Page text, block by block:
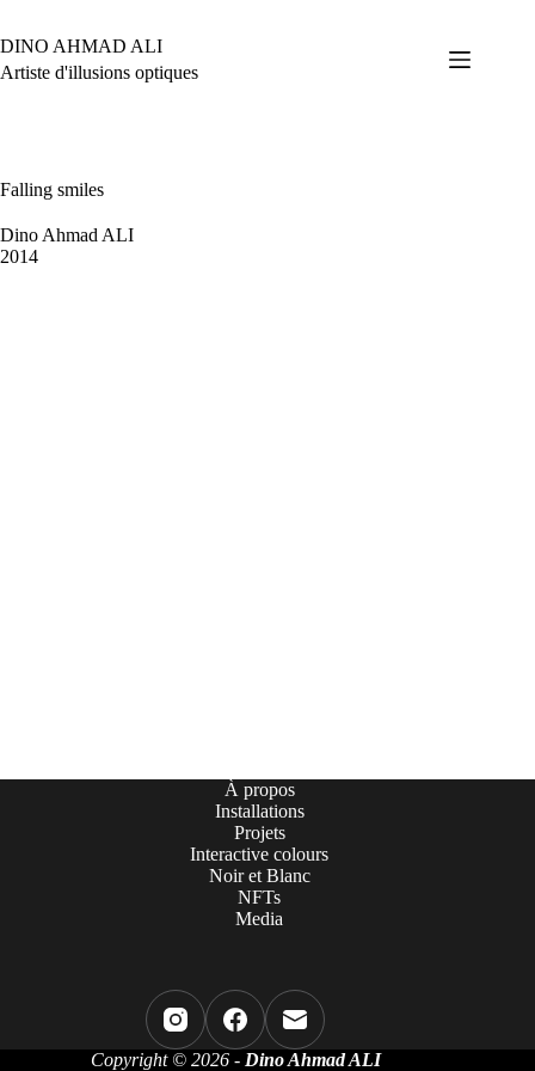
contenu
DINO AHMAD ALI
Artiste d'illusions optiques
Falling smiles
Dino Ahmad ALI
2014
À propos
Installations
Projets
Interactive colours
Noir et Blanc
NFTs
Media
Copyright © 2026 - Dino Ahmad ALI